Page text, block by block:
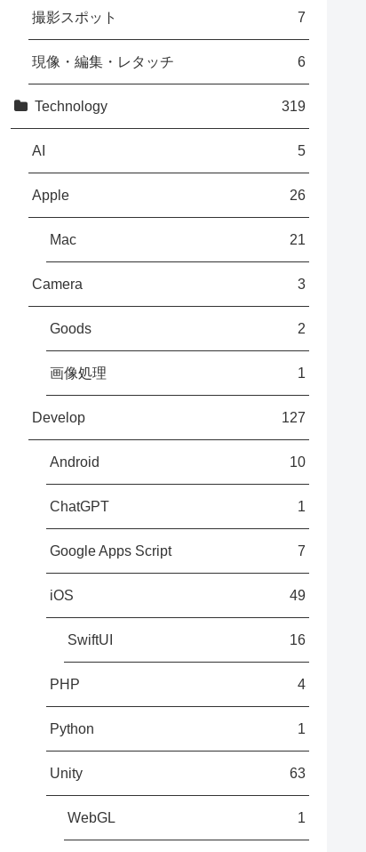
撮影スポット 7
現像・編集・レタッチ 6
Technology 319
AI 5
Apple 26
Mac 21
Camera 3
Goods 2
画像処理 1
Develop 127
Android 10
ChatGPT 1
Google Apps Script 7
iOS 49
SwiftUI 16
PHP 4
Python 1
Unity 63
WebGL 1